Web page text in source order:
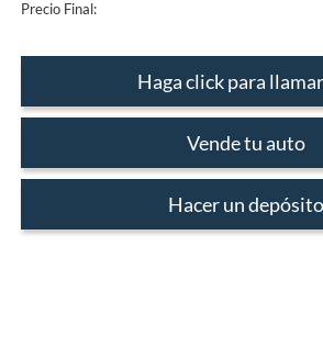
Precio Final:
Haga click para
Vende tu auto
Hacer un depósito